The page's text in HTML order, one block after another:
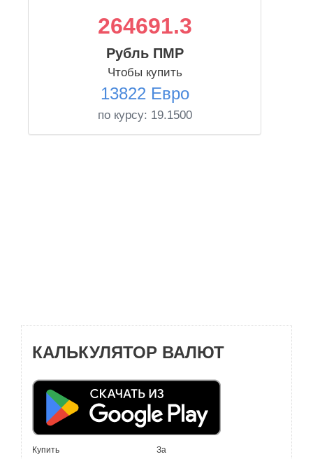
264691.3
Рубль ПМР
Чтобы купить
13822 Евро
по курсу: 19.1500
КАЛЬКУЛЯТОР ВАЛЮТ
Купить За